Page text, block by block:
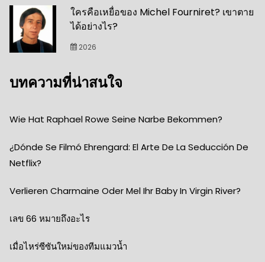
ใครคือเหยื่อของ Michel Fourniret? เขาตาย
ได้อย่างไร?
2026
บทความที่น่าสนใจ
Wie Hat Raphael Rowe Seine Narbe Bekommen?
¿Dónde Se Filmó Ehrengard: El Arte De La Seducción De
Netflix?
Verlieren Charmaine Oder Mel Ihr Baby In Virgin River?
เลข 66 หมายถึงอะไร
เมื่อไหร่ซีซันใหม่ของทีมแมวน้ำ